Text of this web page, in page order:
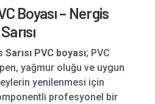
Boyası – Nergis
Sarısı
PVC boyası; PVC
yağmur oluğu ve uygun
yenilenmesi için
profesyonel bir